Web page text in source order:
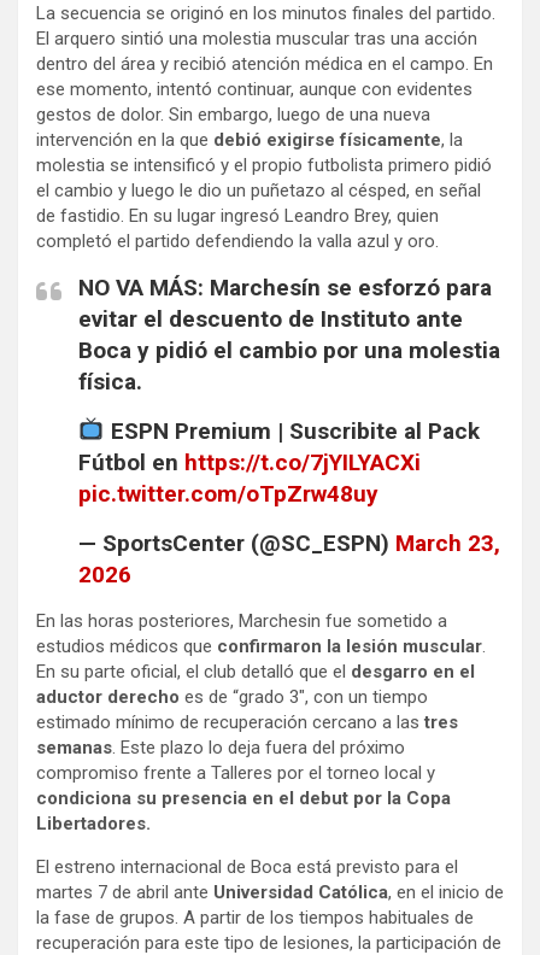
La secuencia se originó en los minutos finales del partido.
El arquero sintió una molestia muscular tras una acción
dentro del área y recibió atención médica en el campo. En
ese momento, intentó continuar, aunque con evidentes
gestos de dolor. Sin embargo, luego de una nueva
intervención en la que debió exigirse físicamente, la
molestia se intensificó y el propio futbolista primero pidió
el cambio y luego le dio un puñetazo al césped, en señal
de fastidio. En su lugar ingresó Leandro Brey, quien
completó el partido defendiendo la valla azul y oro.
NO VA MÁS: Marchesín se esforzó para
evitar el descuento de Instituto ante
Boca y pidió el cambio por una molestia
física.
ESPN Premium | Suscribite al Pack
Fútbol en https://t.co/7jYILYACXi
pic.twitter.com/oTpZrw48uy
— SportsCenter (@SC_ESPN) March 23,
2026
En las horas posteriores, Marchesin fue sometido a
estudios médicos que confirmaron la lesión muscular
En su parte oficial, el club detalló que el desgarro en el
aductor derecho es de “grado 3″, con un tiempo
estimado mínimo de recuperación cercano a lastres
semanas . Este plazo lo deja fuera del próximo
compromiso frente a Talleres por el torneo local y
condiciona su presencia en el debut por la Copa
Libertadores.
El estreno internacional de Boca está previsto para el
martes 7 de abril ante Universidad Católica, en el inicio de
la fase de grupos. A partir de los tiempos habituales de
recuperación para este tipo de lesiones, la participación de